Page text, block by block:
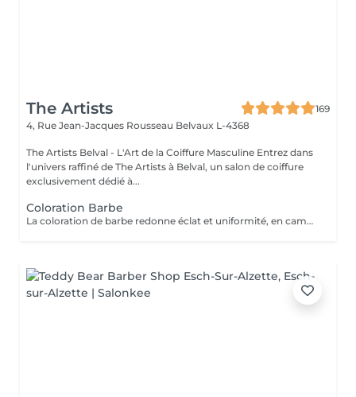
The Artists
169
4, Rue Jean-Jacques Rousseau Belvaux L-4368
The Artists Belval - L'Art de la Coiffure Masculine Entrez dans
l'univers raffiné de The Artists à Belval, un salon de coiffure
exclusivement dédié à...
Coloration Barbe
La coloration de barbe redonne éclat et uniformité, en camouflant les poils gris ou les imperfections pour une barbe parfaitement soignée et d'apparence naturelle.